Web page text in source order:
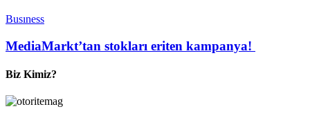
Busıness
MediaMarkt’tan stokları eriten kampanya!
Biz Kimiz?